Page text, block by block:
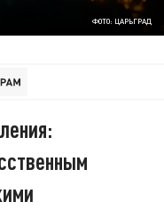
ФОТО: ЦАРЬГРАД